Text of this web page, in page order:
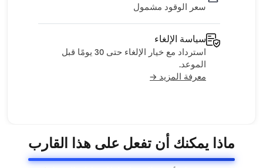
سعر الوقود مشمول
سياسة الإلغاء
استرداد مع خيار الإلغاء حتى 30 يومًا قبل
الموعد.
معرفة المزيد →
ماذا يمكنك أن تفعل على هذا القارب